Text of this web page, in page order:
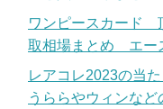
ワンピースカード
取相場まとめ エー
レアコレ2023の当
うららやウィンな